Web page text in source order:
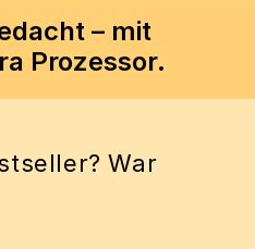
– mit
Prozessor.
War